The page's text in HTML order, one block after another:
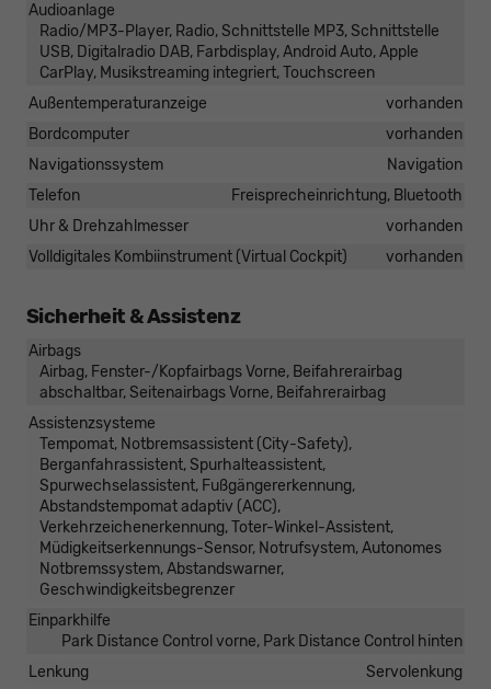
Audioanlage
Radio/MP3-Player, Radio, Schnittstelle MP3, Schnittstelle
USB, Digitalradio DAB, Farbdisplay, Android Auto, Apple
CarPlay, Musikstreaming integriert, Touchscreen
Außentemperaturanzeige
vorhanden
Bordcomputer
vorhanden
Navigationssystem
Navigation
Telefon
Freisprecheinrichtung, Bluetooth
Uhr & Drehzahlmesser
vorhanden
Volldigitales Kombiinstrument (Virtual Cockpit)
vorhanden
Sicherheit & Assistenz
Airbags
Airbag, Fenster-/Kopfairbags Vorne, Beifahrerairbag
abschaltbar, Seitenairbags Vorne, Beifahrerairbag
Assistenzsysteme
Tempomat, Notbremsassistent (City-Safety),
Berganfahrassistent, Spurhalteassistent,
Spurwechselassistent, Fußgängererkennung,
Abstandstempomat adaptiv (ACC),
Verkehrzeichenerkennung, Toter-Winkel-Assistent,
Müdigkeitserkennungs-Sensor, Notrufsystem, Autonomes
Notbremssystem, Abstandswarner,
Geschwindigkeitsbegrenzer
Einparkhilfe
Park Distance Control vorne, Park Distance Control hinten
Lenkung
Servolenkung